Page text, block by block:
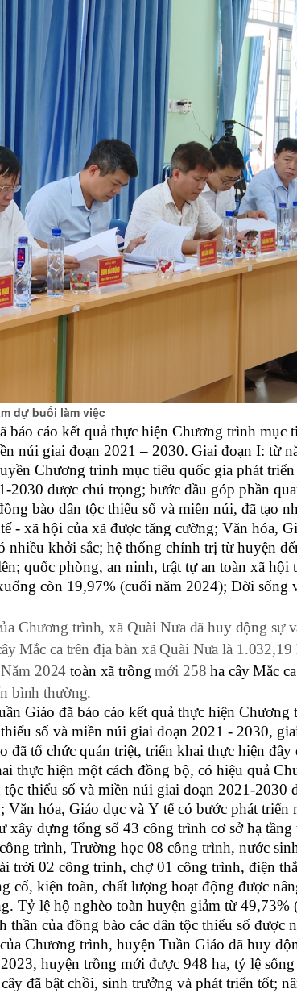
dự buổi làm việc
cáo kết quả thực hiện Chương trình mục
núi giai đoạn 2021 – 2030. Giai đoạn I: từ
Chương trình mục tiêu quốc gia phát
2030 được chú trọng; bước đầu góp phần
bào dân tộc thiểu số và miền núi, đã tạo
- xã hội của xã được tăng cường; Văn hóa,
khởi sắc; hệ thống chính trị từ huyện
quốc phòng, an ninh, trật tự an toàn xã hội
còn 19,97% (cuối năm 2024); Đời sống
Chương trình, xã Quài Nưa đã huy động sự
Mắc catrên địa bàn xã Quài Nưalà1.032,19
Năm 2024toàn xã trồng mới 258ha cây Mắc ca
bình thường.
Giáo đã báo cáo kết quả thực hiện Chương
số và miền núi giai đoạn 2021 - 2030,
tổ chức quán triệt, triển khai thực hiện
thực hiện một cách đồng bộ, có hiệu quả
thiểu số và miền núi giai đoạn 2021-2030
Văn hóa, Giáo dục và Y tế có bước phát triển
dựng tổng số 43 công trình cơ sở hạ
trình, Trường học 08 công trình, nước
trời 02 công trình, chợ 01 công trình, điện
cố, kiện toàn, chất lượng hoạt động được
Tỷ lệ hộ nghèo toàn huyện giảm từ 49,73%
của đồng bào các dân tộc thiểu số được
Chương trình, huyện Tuần Giáo đã huy
huyện trồng mới được 948 ha, tỷ lệ
đã bật chồi, sinh trưởng và phát triển tốt;